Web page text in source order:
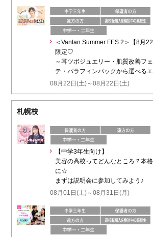
＜Vantan Summer FES.2＞【8月
限定♡
～耳ツボジュエリー・肌質改善フ
テ・パラフィンパックから選べる
08月22日(土)～08月22日(土)
札幌校
【中学3年生向け】
美容の高校ってどんなところ？本
に☆
まずは説明会に参加してみよう♪
08月01日(土)～08月31日(月)